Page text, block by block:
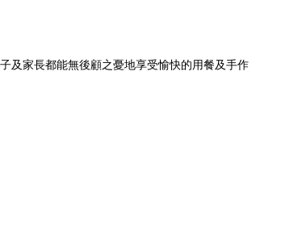
及家長都能無後顧之憂地享受愉快的用餐及手作